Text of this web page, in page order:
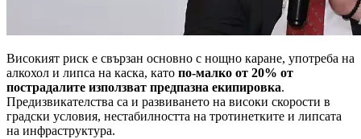
Високият риск е свързан основно с нощно каране, употреба на
алкохол и липса на каска, като по-малко от 20% от
пострадалите използват предпазна екипировка.
Предизвикателства са и развиването на високи скорости в
градски условия, нестабилността на тротинетките и липсата
на инфраструктура.